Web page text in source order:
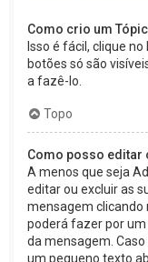
Como crio um
Isso é fácil, clique
botões só são
a fazê-lo.
Topo
Como posso editar
A menos que seja
editar ou excluir as
mensagem clicando
poderá fazer por
da mensagem.
um pequeno texto